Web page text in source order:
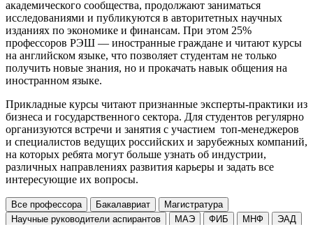
академического сообщества, продолжают заниматься
исследованиями и публикуются в авторитетных научных
изданиях по экономике и финансам. При этом 25%
профессоров РЭШ — иностранные граждане и читают курсы
на английском языке, что позволяет студентам не только
получить новые знания, но и прокачать навык общения на
иностранном языке.
Прикладные курсы читают признанные эксперты-практики из
бизнеса и государственного сектора. Для студентов регулярно
организуются встречи и занятия с участием топ-менеджеров
и специалистов ведущих российских и зарубежных компаний,
на которых ребята могут больше узнать об индустрии,
различных направлениях развития карьеры и задать все
интересующие их вопросы.
Все профессора Бакалавриат
Магистратура
Научные руководители аспирантов
МАЭ ФИБ МНФ
ЭАД